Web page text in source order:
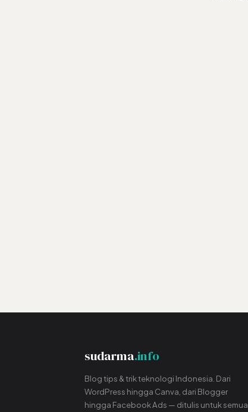
sudarma.info
Blog tips & trik teknologi Indonesia. Dari
WordPress hingga Canva, dari Blogger
hingga Facebook Ads — ditulis untuk semua